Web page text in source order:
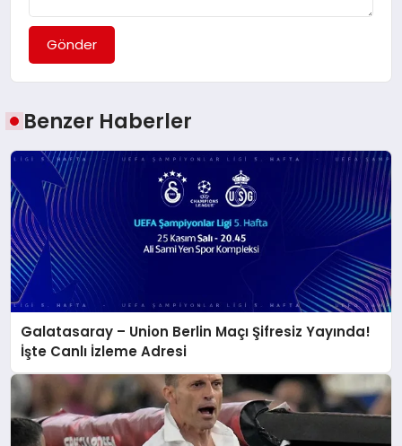
Gönder
Benzer Haberler
Galatasaray – Union Berlin Maçı Şifresiz Yayında!
İşte Canlı İzleme Adresi